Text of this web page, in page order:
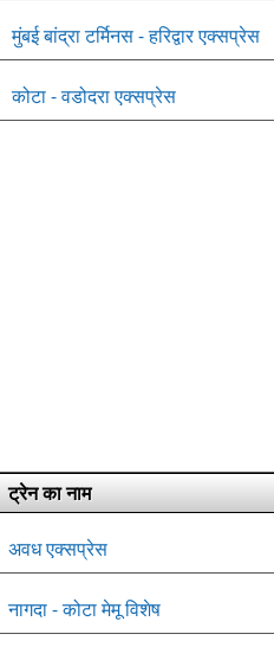
मुंबई बांद्रा टर्मिनस - हरिद्वार एक्सप्रेस
कोटा - वडोदरा एक्सप्रेस
ट्रेन का नाम
अवध एक्सप्रेस
नागदा - कोटा मेमू विशेष